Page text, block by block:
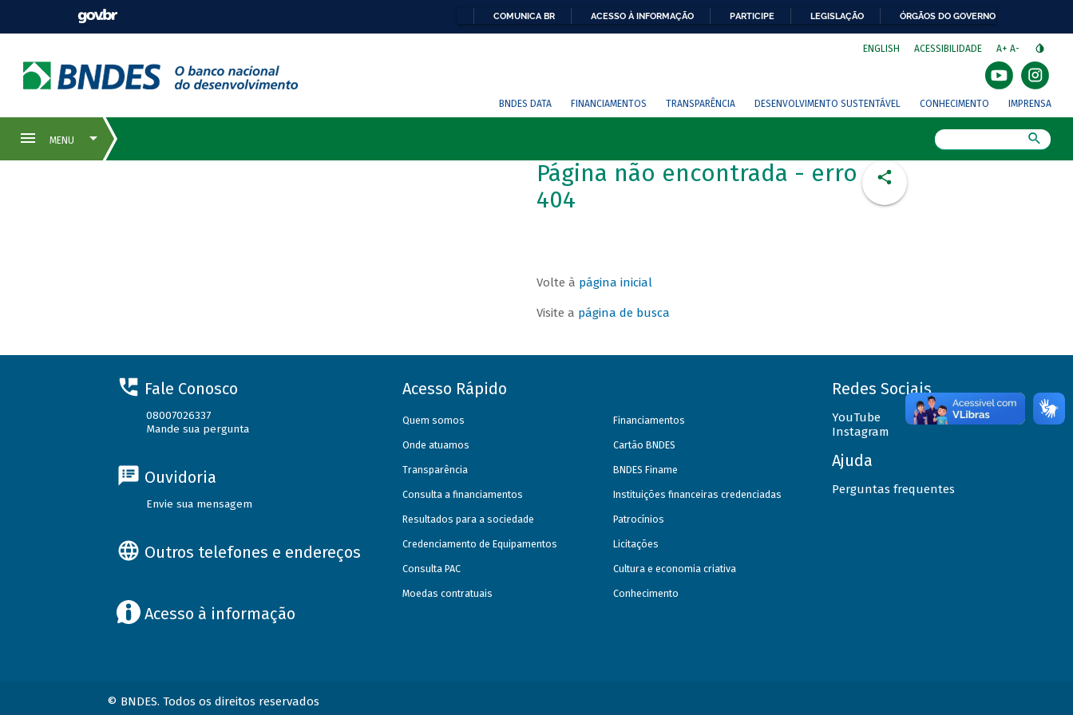
COMUNICA BR ACESSO À INFORMAÇÃO PARTICIPE LEGISLAÇÃO ÓRGÃOS DO GOVERNO
ENGLISH ACESSIBILIDADE A+ A-
BNDES DATA FINANCIAMENTOS TRANSPARÊNCIA DESENVOLVIMENTO SUSTENTÁVEL CONHECIMENTO IMPRENSA
Página não encontrada - erro
404
Volte à página inicial
Visite a página de busca
Fale Conosco
08007026337
Mande sua pergunta
Ouvidoria
Envie sua mensagem
Outros telefones e endereços
Acesso à informação
Acesso Rápido
Quem somos
Onde atuamos
Transparência
Consulta a financiamentos
Resultados para a sociedade
Credenciamento de Equipamentos
Consulta PAC
Moedas contratuais
Financiamentos
Cartão BNDES
BNDES Finame
Instituições financeiras credenciadas
Patrocínios
Licitações
Cultura e economia criativa
Conhecimento
Redes Sociais
YouTube
Instagram
Ajuda
Perguntas frequentes
© BNDES. Todos os direitos reservados